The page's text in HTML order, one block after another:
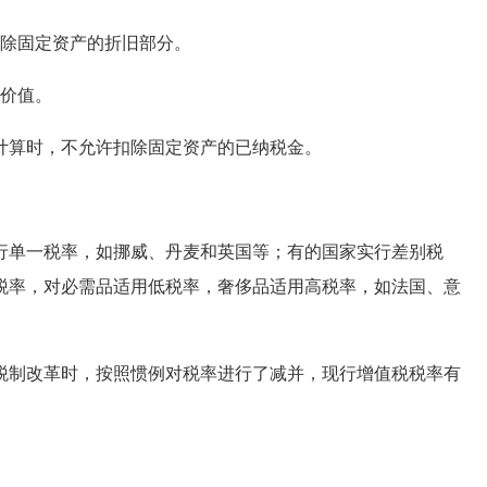
定资产的折旧部分。
值。
，不允许扣除固定资产的已纳税金。
税率，如挪威、丹麦和英国等；有的国家实行差别税
，对必需品适用低税率，奢侈品适用高税率，如法国、意
革时，按照惯例对税率进行了减并，现行增值税税率有